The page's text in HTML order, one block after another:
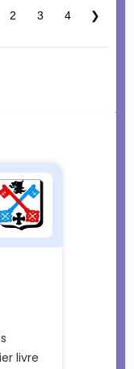
2 3 4 ❯